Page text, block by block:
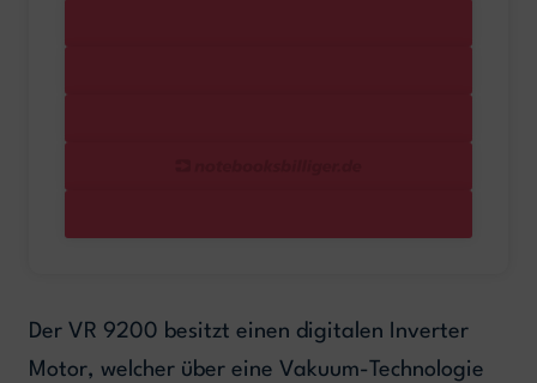
Der VR 9200 besitzt einen digitalen Inverter
Motor, welcher über eine Vakuum-Technologie